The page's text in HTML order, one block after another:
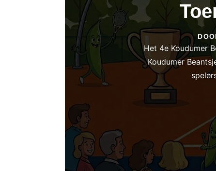
Het 4e Koudumer
Koudumer